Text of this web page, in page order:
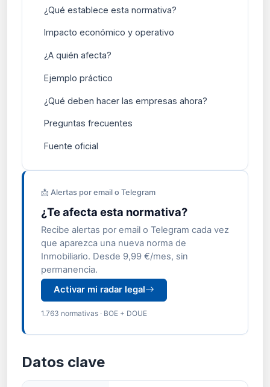
¿Qué establece esta normativa?
Impacto económico y operativo
¿A quién afecta?
Ejemplo práctico
¿Qué deben hacer las empresas ahora?
Preguntas frecuentes
Fuente oficial
📩 Alertas por email o Telegram
¿Te afecta esta normativa?
Recibe alertas por email o Telegram cada vez
que aparezca una nueva norma de
Inmobiliario. Desde 9,99 €/mes, sin
permanencia.
Activar mi radar legal
1.763 normativas · BOE + DOUE
Datos clave